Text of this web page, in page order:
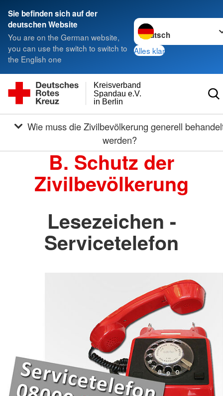
Sie befinden sich auf der
deutschen Website
You are on the German website,
you can use the switch to switch to
the English one
Sprache wechseln zu
Alles klar
in Berlin
Spandau e.V.
Kreisverband
Wie muss die Zivilbevölkerung generell behandelt
werden?
B. Schutz der
Zivilbevölkerung
Lesezeichen -
Servicetelefon